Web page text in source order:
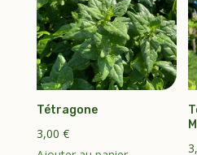
Tétragone
3,00 €